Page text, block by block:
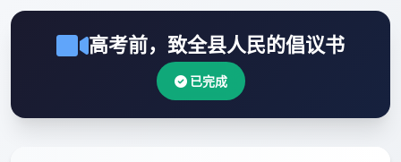
高考前，致全县人民的倡议书
已完成